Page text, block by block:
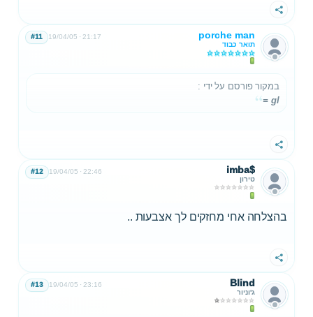
שתף
porche man
תואר כבוד
19/04/05 21:17
#11
במקור פורסם על ידי :
gl =
שתף
imba$
טירון
19/04/05 22:46
#12
בהצלחה אחי מחזקים לך אצבעות ..
שתף
Blind
ג'וניור
19/04/05 23:16
#13